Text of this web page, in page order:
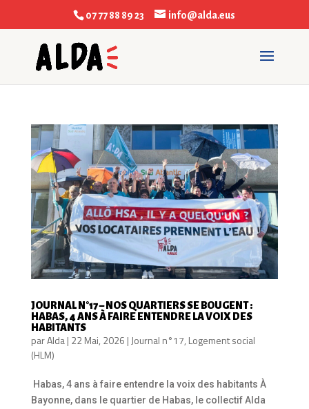
07 77 88 89 23 info@alda.eus
JOURNAL N°17 – NOS QUARTIERS SE BOUGENT :
HABAS, 4 ANS À FAIRE ENTENDRE LA VOIX DES
HABITANTS
parAlda| 22 Mai, 2026 | Journal n°17, Logement social
(HLM)
Habas, 4 ans à faire entendre la voix des habitants À
Bayonne, dans le quartier de Habas, le collectif Alda